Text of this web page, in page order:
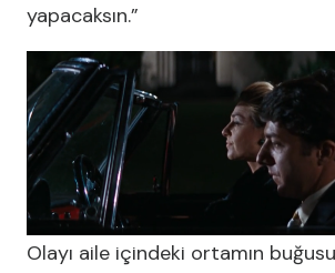
yapacaksın.”
Olayı aile içindeki ortamın